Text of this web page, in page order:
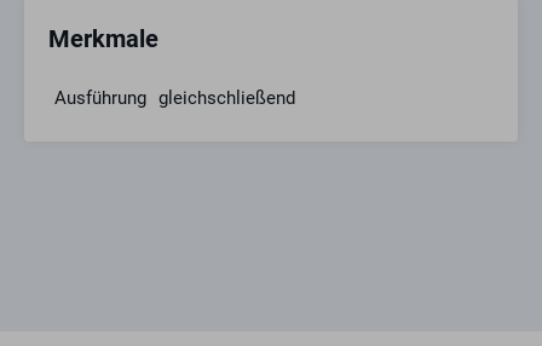
Merkmale
Ausführung gleichschließend